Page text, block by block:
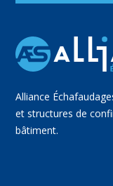
Alliance
et structures de
bâtiment.